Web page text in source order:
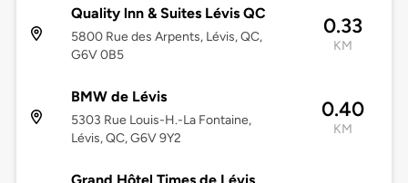
Quality lnn & Suites Lévis QC
5800 Rue des Arpents, Lévis, QC,
G6V 0B5
0.33
KM
BMW de Lévis
5303 Rue Louis-H.-La Fontaine,
Lévis, QC, G6V 9Y2
0.40
KM